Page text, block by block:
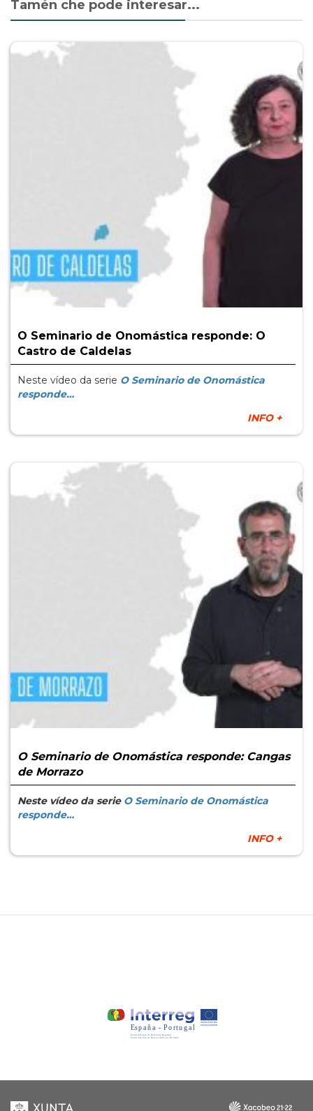
Tamén che pode interesar...
O Seminario de Onomástica responde: O
Castro de Caldelas
Neste vídeo da serie O Seminario de Onomástica
responde…
INFO +
O Seminario de Onomástica responde: Cangas
de Morrazo
Neste vídeo da serie O Seminario de Onomástica
responde…
INFO +
Xunta
Galicia